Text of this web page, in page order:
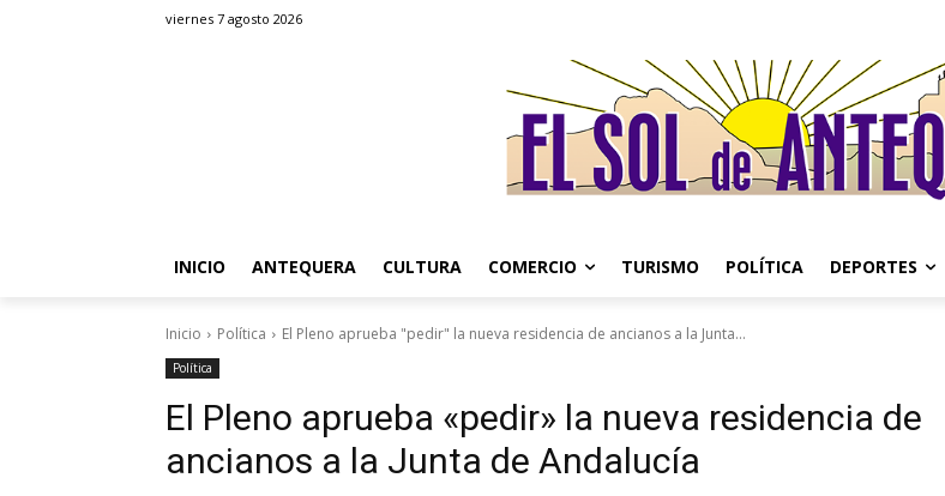
viernes 7 agosto 2026
INICIO ANTEQUERA CULTURA COMERCIO TURISMO POLÍTICA DEPORTES
Inicio Política El Pleno aprueba "pedir" la nueva residencia de ancianos a la Junta...
Política
El Pleno aprueba «pedir» la nueva residencia de
ancianos a la Junta de Andalucía